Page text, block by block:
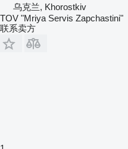
乌克兰, Khorostkiv
TOV "Mriya Servis Zapchastini"
联系卖方